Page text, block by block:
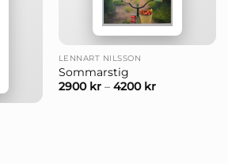
LENNART NILSSON
Sommarstig
2900 kr– 4200 kr